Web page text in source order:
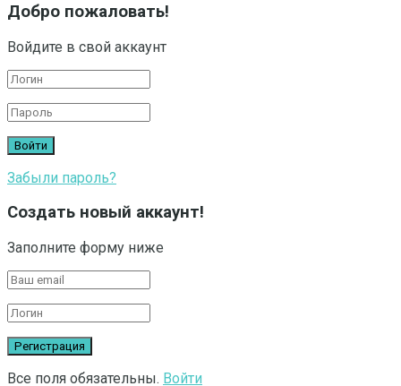
Добро пожаловать!
Войдите в свой аккаунт
Забыли пароль?
Создать новый аккаунт!
Заполните форму ниже
Все поля обязательны. Войти